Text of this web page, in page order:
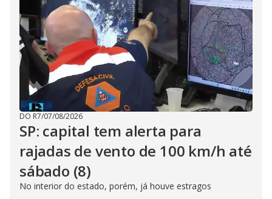
DO R7/07/08/2026
SP: capital tem alerta para
rajadas de vento de 100 km/h até
sábado (8)
No interior do estado, porém, já houve estragos